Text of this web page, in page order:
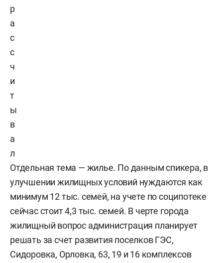
р
а
с
с
ч
и
т
ы
в
а
л
Отдельная тема — жилье. По данным спикера, в
улучшении жилищных условий нуждаются как
минимум 12 тыс. семей, на учете по соципотеке
сейчас стоит 4,3 тыс. семей. В черте города
жилищный вопрос администрация планирует
решать за счет развития поселков ГЭС,
Сидоровка, Орловка, 63, 19 и 16 комплексов